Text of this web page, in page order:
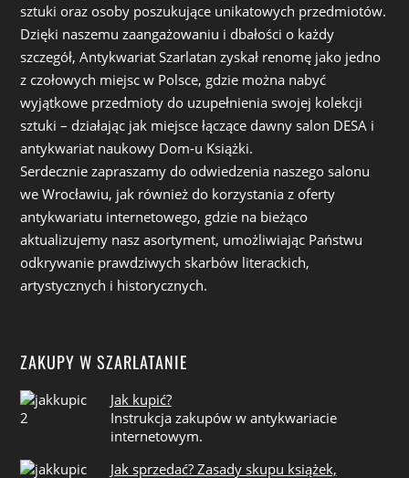
sztuki oraz osoby poszukujące unikatowych przedmiotów.
Dzięki naszemu zaangażowaniu i dbałości o każdy
szczegół, Antykwariat Szarlatan zyskał renomę jako jedno
z czołowych miejsc w Polsce, gdzie można nabyć
wyjątkowe przedmioty do uzupełnienia swojej kolekcji
sztuki – działając jak miejsce łączące dawny salon DESA i
antykwariat naukowy Dom-u Książki.
Serdecznie zapraszamy do odwiedzenia naszego salonu
we Wrocławiu, jak również do korzystania z oferty
antykwariatu internetowego, gdzie na bieżąco
aktualizujemy nasz asortyment, umożliwiając Państwu
odkrywanie prawdziwych skarbów literackich,
artystycznych i historycznych.
ZAKUPY W SZARLATANIE
Jak kupić?
Instrukcja zakupów w antykwariacie
internetowym.
Jak sprzedać? Zasady skupu książek,